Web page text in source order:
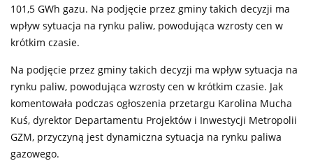
101,5 GWh gazu. Na podjęcie przez gminy takich decyzji ma
wpływ sytuacja na rynku paliw, powodująca wzrosty cen w
krótkim czasie.
Na podjęcie przez gminy takich decyzji ma wpływ sytuacja na
rynku paliw, powodująca wzrosty cen w krótkim czasie. Jak
komentowała podczas ogłoszenia przetargu Karolina Mucha
Kuś, dyrektor Departamentu Projektów i Inwestycji Metropolii
GZM, przyczyną jest dynamiczna sytuacja na rynku paliwa
gazowego.